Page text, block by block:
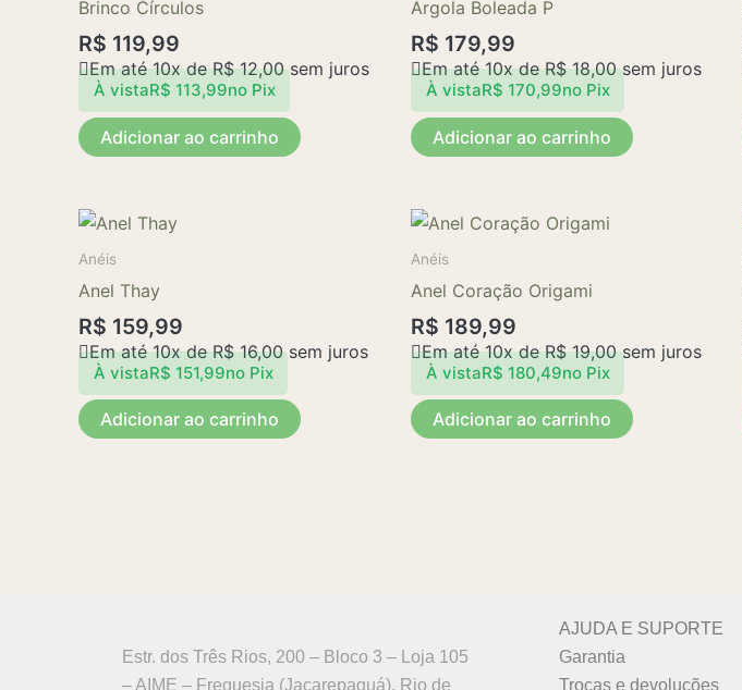
Brinco Círculos
R$ 119,99
Em até 10x deR$12,00sem juros
À vistaR$ 113,99no Pix
Adicionar ao carrinho
Argola Boleada P
R$ 179,99
Em até 10x deR$18,00sem juros
À vistaR$ 170,99no Pix
Adicionar ao carrinho
Anéis
Anel Thay
R$ 159,99
Em até 10x deR$16,00sem juros
À vistaR$ 151,99no Pix
Adicionar ao carrinho
Anéis
Anel Coração Origami
R$ 189,99
Em até 10x deR$19,00sem juros
À vistaR$ 180,49no Pix
Adicionar ao carrinho
Estr. dos Três Rios, 200 – Bloco 3 – Loja 105
– AIME – Freguesia (Jacarepaguá), Rio de
AJUDA E SUPORTE
Garantia
Trocas e devoluções